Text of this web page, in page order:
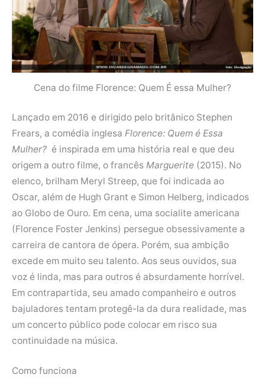
Cena do filme Florence: Quem É essa Mulher?
Lançado em 2016 e dirigido pelo britânico Stephen
Frears, a comédia inglesa Florence: Quem é Essa
Mulher? é inspirada em uma história real e que deu
origem a outro filme, o francês Marguerite (2015). No
elenco, brilham Meryl Streep, que foi indicada ao
Oscar, além de Hugh Grant e Simon Helberg, indicados
ao Globo de Ouro. Em cena, uma socialite americana
(Florence Foster Jenkins) persegue obsessivamente a
carreira de cantora de ópera. Porém, sua ambição
excede em muito seu talento. Aos seus ouvidos, sua
voz é linda, mas para outros é absurdamente horrível.
Em contrapartida, seu amado companheiro e outros
bajuladores tentam protegê-la da dura realidade, mas
um concerto público pode colocar em risco sua
continuidade na música.
Como funciona